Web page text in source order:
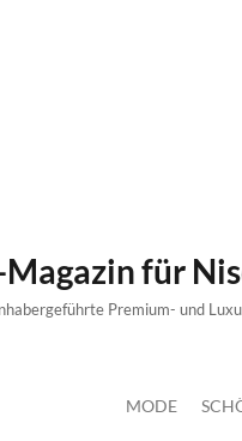
für
Premium- und
MODE